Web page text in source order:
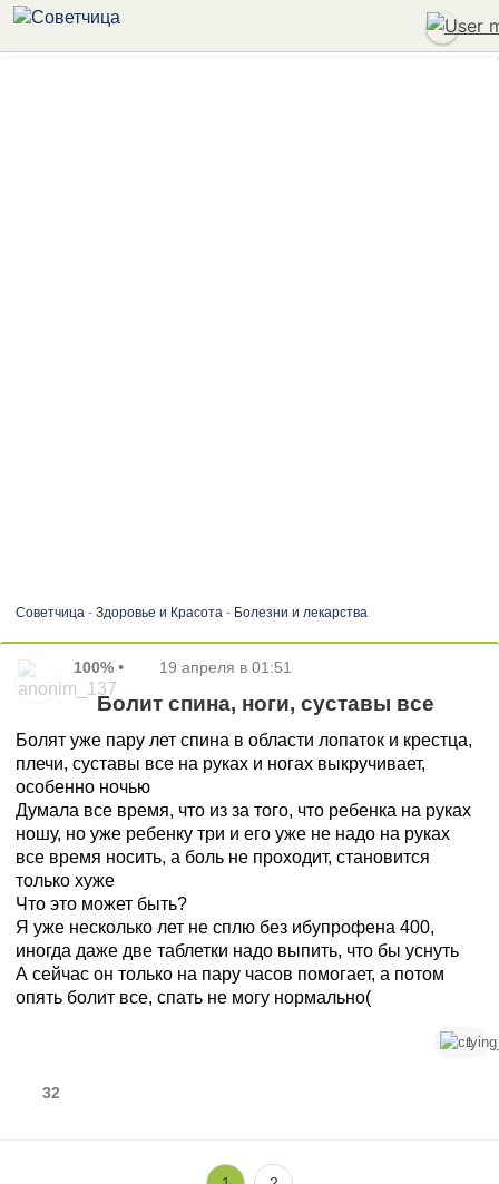
Советчица- Здоровье и Красота- Болезни и лекарства
100% • 19 апреля в 01:51
Болит спина, ноги, суставы все
Болят уже пару лет спина в области лопаток и крестца,
плечи, суставы все на руках и ногах выкручивает,
особенно ночью
Думала все время, что из за того, что ребенка на руках
ношу, но уже ребенку три и его уже не надо на руках
все время носить, а боль не проходит, становится
только хуже
Что это может быть?
Я уже несколько лет не сплю без ибупрофена 400,
иногда даже две таблетки надо выпить, что бы уснуть
А сейчас он только на пару часов помогает, а потом
опять болит все, спать не могу нормально(
1
32